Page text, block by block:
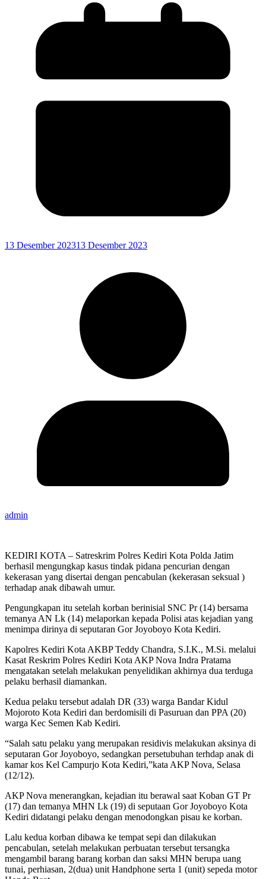
13 Desember 202313 Desember 2023
admin
KEDIRI KOTA – Satreskrim Polres Kediri Kota Polda Jatim
berhasil mengungkap kasus tindak pidana pencurian dengan
kekerasan yang disertai dengan pencabulan (kekerasan seksual )
terhadap anak dibawah umur.
Pengungkapan itu setelah korban berinisial SNC Pr (14) bersama
temanya AN Lk (14) melaporkan kepada Polisi atas kejadian yang
menimpa dirinya di seputaran Gor Joyoboyo Kota Kediri.
Kapolres Kediri Kota AKBP Teddy Chandra, S.I.K., M.Si. melalui
Kasat Reskrim Polres Kediri Kota AKP Nova Indra Pratama
mengatakan setelah melakukan penyelidikan akhirnya dua terduga
pelaku berhasil diamankan.
Kedua pelaku tersebut adalah DR (33) warga Bandar Kidul
Mojoroto Kota Kediri dan berdomisili di Pasuruan dan PPA (20)
warga Kec Semen Kab Kediri.
“Salah satu pelaku yang merupakan residivis melakukan aksinya di
seputaran Gor Joyoboyo, sedangkan persetubuhan terhdap anak di
kamar kos Kel Campurjo Kota Kediri,”kata AKP Nova, Selasa
(12/12).
AKP Nova menerangkan, kejadian itu berawal saat Koban GT Pr
(17) dan temanya MHN Lk (19) di seputaan Gor Joyoboyo Kota
Kediri didatangi pelaku dengan menodongkan pisau ke korban.
Lalu kedua korban dibawa ke tempat sepi dan dilakukan
pencabulan, setelah melakukan perbuatan tersebut tersangka
mengambil barang barang korban dan saksi MHN berupa uang
tunai, perhiasan, 2(dua) unit Handphone serta 1 (unit) sepeda motor